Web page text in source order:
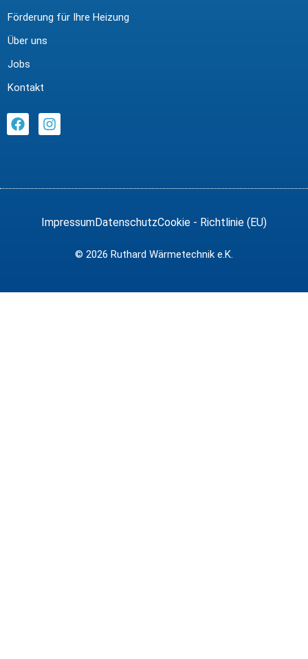
Förderung für Ihre Heizung
Über uns
Jobs
Kontakt
ImpressumDatenschutzCookie - Richtlinie (EU)
© 2026 Ruthard Wärmetechnik e.K.